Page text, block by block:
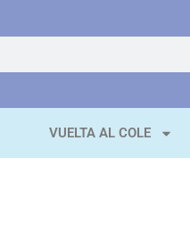
VUELTA AL COLE